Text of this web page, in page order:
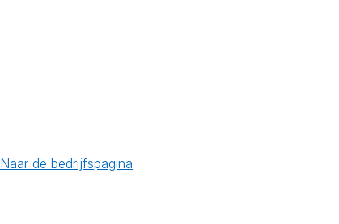
Naar de bedrijfspagina